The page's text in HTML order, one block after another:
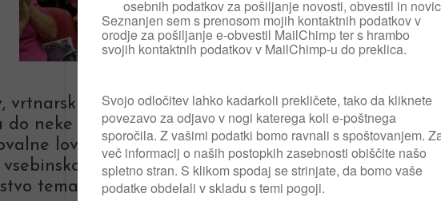
vrtnarskih fotografov, prejeli približno 300
neke mere zanimiva. V nekaterih rubrikah je bila
lovorike, v drugih pa skoraj ni bilo
očarljivih in mikavnih fotografij, hkrati pa
tematike brez nepotrebnih, motečih elementov.